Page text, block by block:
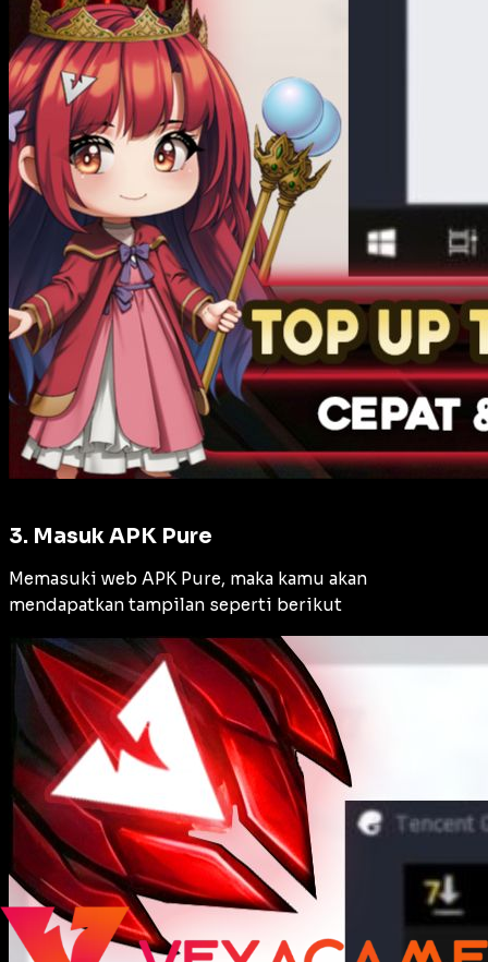
3. Masuk APK Pure
Memasuki web APK Pure, maka kamu akan
mendapatkan tampilan seperti berikut